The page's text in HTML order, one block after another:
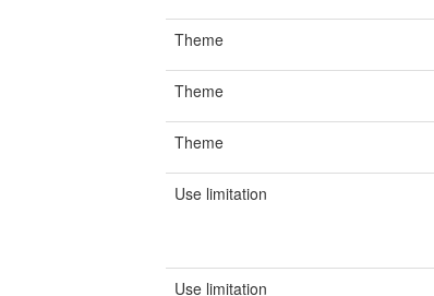
Theme
Theme
Theme
Use limitation
Use limitation